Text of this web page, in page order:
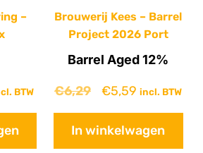
–
BTW
Brouwerij Kees – Barrel
Project 2026 Port
Barrel Aged 12%
€6,29 €5,59 incl. BTW
In winkelwagen